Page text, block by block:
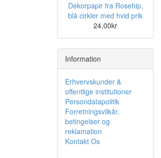
Dekorpapir fra Rosehip,
blå cirkler med hvid prik
24,00kr
Information
Erhvervskunder &
offentlige institutioner
Persondatapolitik
Forretningsvilkår,
betingelser og
reklamation
Kontakt Os